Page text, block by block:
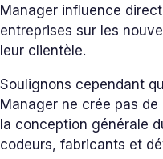
Manager influence
entreprises sur les
leur clientèle.
Soulignons cependant
Manager ne crée pas
la conception générale
codeurs, fabricants et